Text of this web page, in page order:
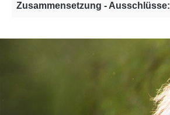
Zusammensetzung - Ausschlüsse: